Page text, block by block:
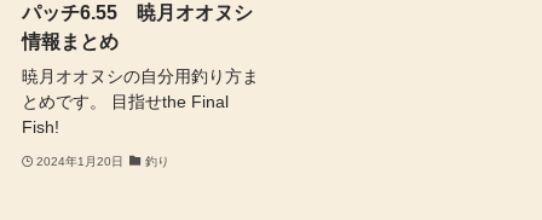
パッチ6.55 暁月オオヌシ
情報まとめ
暁月オオヌシの自分用釣り方ま
とめです。 目指せthe Final
Fish!
2024年1月20日 釣り